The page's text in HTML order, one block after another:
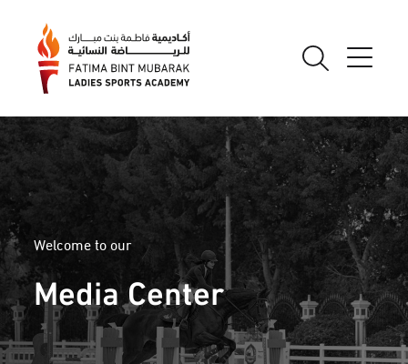
Welcome to our
Media Center